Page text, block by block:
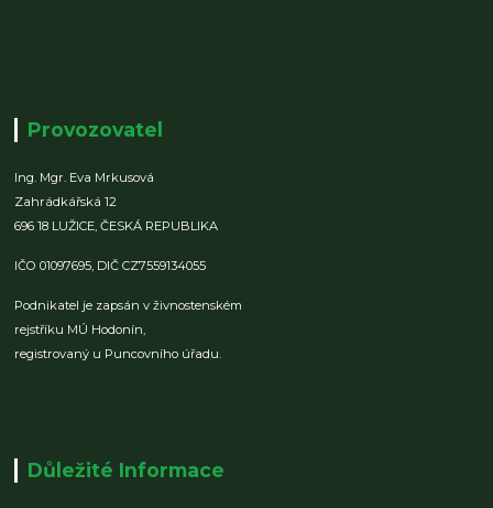
Provozovatel
Ing. Mgr. Eva Mrkusová
Zahrádkářská 12
696 18 LUŽICE,ČESKÁ REPUBLIKA
IČO 01097695, DIČ CZ7559134055
Podnikatel je zapsán v živnostenském
rejstříku MÚ Hodonín,
registrovaný u Puncovního úřadu.
Důležité Informace